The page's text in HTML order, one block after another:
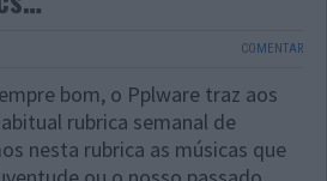
COMENTAR
bom, o Pplware traz aos
rubrica semanal de
nesta rubrica as músicas que